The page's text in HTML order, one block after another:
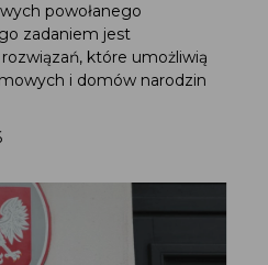
powołanego
zadaniem jest
które umożliwią
i domów narodzin